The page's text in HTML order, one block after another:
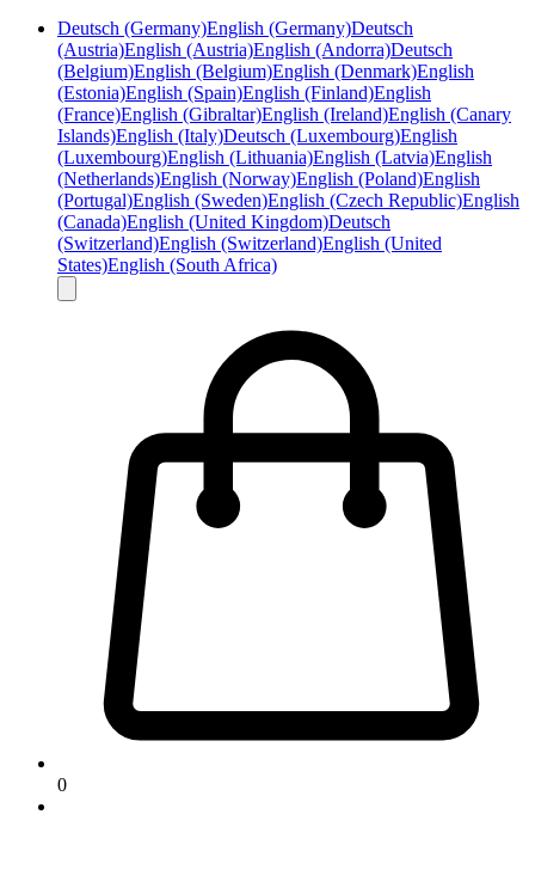
Deutsch (Germany)English (Germany)Deutsch
(Austria)English (Austria)English (Andorra)Deutsch
(Belgium)English (Belgium)English (Denmark)English
(Estonia)English (Spain)English (Finland)English
(France)English (Gibraltar)English (Ireland)English (Canary
Islands)English (Italy)Deutsch (Luxembourg)English
(Luxembourg)English (Lithuania)English (Latvia)English
(Netherlands)English (Norway)English (Poland)English
(Portugal)English (Sweden)English (Czech Republic)English
(Canada)English (United Kingdom)Deutsch
(Switzerland)English (Switzerland)English (United
States)English (South Africa)
0